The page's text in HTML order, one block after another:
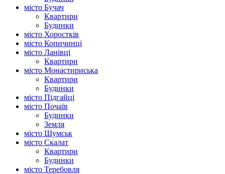
місто Бучач
Квартири
Будинки
місто Хоростків
місто Копичинці
місто Ланівці
Квартири
місто Монастириська
Квартири
Будинки
місто Підгайці
місто Почаїв
Будинки
Земля
місто Шумськ
місто Скалат
Квартири
Будинки
місто Теребовля